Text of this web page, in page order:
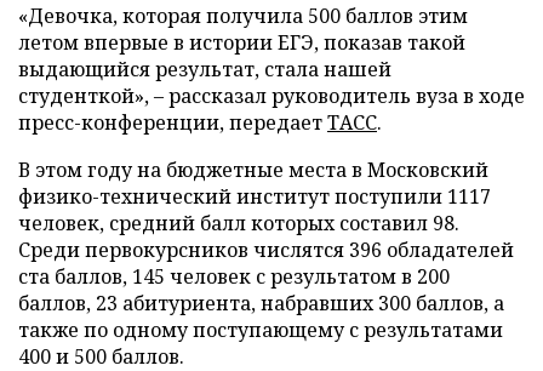
«Девочка, которая получила 500 баллов этим
летом впервые в истории ЕГЭ, показав такой
выдающийся результат, стала нашей
студенткой», – рассказал руководитель вуза в ходе
пресс-конференции, передаетТАСС.
В этом году на бюджетные места в Московский
физико-технический институт поступили 1117
человек, средний балл которых составил 98.
Среди первокурсников числятся 396 обладателей
ста баллов, 145 человек с результатом в 200
баллов, 23 абитуриента, набравших 300 баллов, а
также по одному поступающему с результатами
400 и 500 баллов.